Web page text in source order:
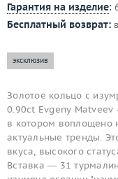
Гарантия на изделие:
Бесплатный возврат:
эксклюзив
Золотое кольцо с
0.90ct Evgeny Matveev
в котором воплощено
актуальные тренды.
вкуса, высокого
Вставка — 31